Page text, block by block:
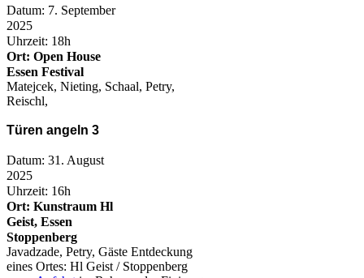
Datum: 7. September
2025
Uhrzeit: 18h
Ort: Open House
Essen Festival
Matejcek, Nieting, Schaal, Petry,
Reischl,
Türen angeln 3
Datum: 31. August
2025
Uhrzeit: 16h
Ort: Kunstraum Hl
Geist, Essen
Stoppenberg
Javadzade, Petry, Gäste Entdeckung
eines Ortes: Hl Geist / Stoppenberg